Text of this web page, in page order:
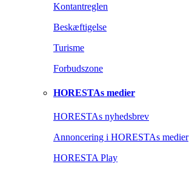
Kontantreglen
Beskæftigelse
Turisme
Forbudszone
HORESTAs medier
HORESTAs nyhedsbrev
Annoncering i HORESTAs medier
HORESTA Play